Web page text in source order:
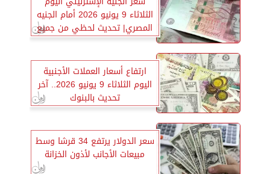
الثلاثاء 9 يونيو 2026 أمام الجنيه
المصري| تحديث لحظي من جميع
البنوك
ارتفاع أسعار العملات الأجنبية
اليوم الثلاثاء 9 يونيو 2026.. آخر
تحديث بالبنوك
سعر الدولار يرتفع 34 قرشا وسط
مبيعات الأجانب لأذون الخزانة